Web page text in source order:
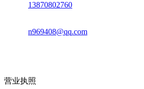
13870802760
n969408@qq.com
营业执照